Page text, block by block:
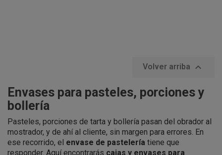
Volver arriba 
Envases para pasteles, porciones y
bollería
Pasteles, porciones de tarta y bollería pasan del obrador al
mostrador, y de ahí al cliente, sin margen para errores. En
ese recorrido, el envase de pastelería tiene que
responder. Aquí encontrarás cajas y envases para